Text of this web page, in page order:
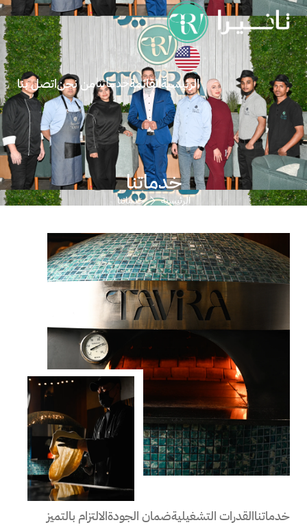
اتصل بنامن نحنخدماتناالقائمةالرئيسية
خدماتنا
الرئيسية خدماتنا
خدماتناالقدرات التشغيليةضمان الجودةالالتزام بالتميز